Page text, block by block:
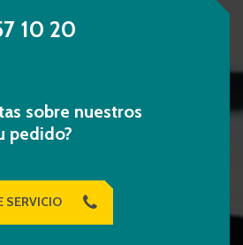
10 20
sobre nuestros
pedido?
SERVICIO